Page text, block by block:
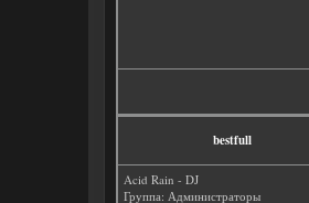
bestfull
Acid Rain - DJ
Группа: Администраторы